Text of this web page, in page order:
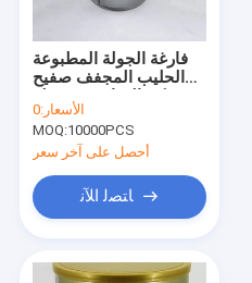
فارغة الجولة المطبوعة
الحليب المجفف صفيح
الغطاء مفتوحا
الأسعار:0
MOQ:10000PCS
أحصل على آخر سعر
ﺎﺘﺼﻟ ﺍﻶﻧ